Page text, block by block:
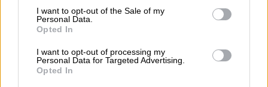
consent section.
I want to opt-out of the Sale of my
Personal Data.
Opted In
I want to opt-out of processing my
Personal Data for Targeted Advertising.
Opted In